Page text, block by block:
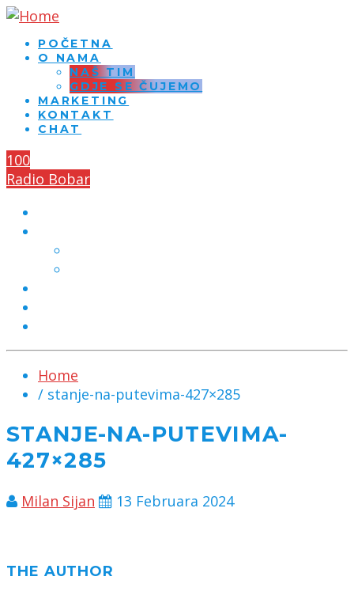
POČETNA
O NAMA
NAŠ TIM
GDJE SE ČUJEMO
MARKETING
KONTAKT
CHAT
100
Radio Bobar
Home
/ stanje-na-putevima-427×285
STANJE-NA-PUTEVIMA-
427×285
Milan Sijan 13 Februara 2024
THE AUTHOR